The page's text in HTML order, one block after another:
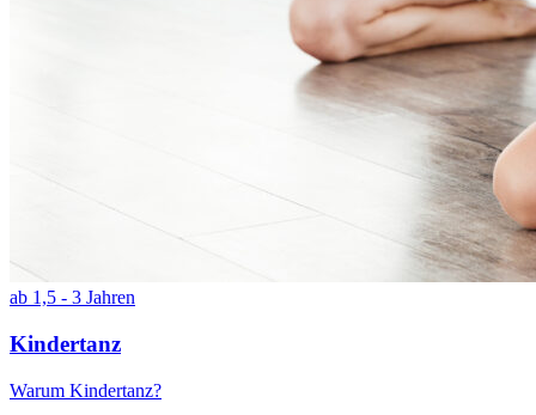
ab 1,5 - 3 Jahren
Kindertanz
Warum Kindertanz?